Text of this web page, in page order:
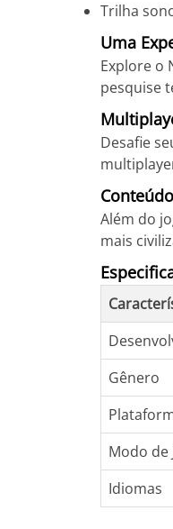
Trilha
Uma
Explore o
pesquise
Desafie
Além do
mais
Gênero
Modo de
Idiomas